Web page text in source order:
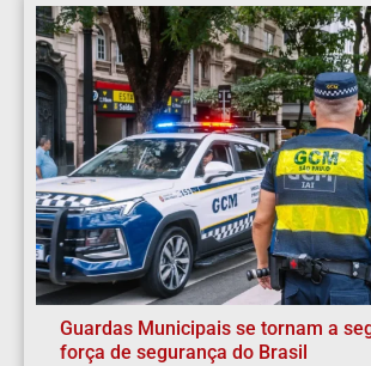
Guardas Municipais se tornam a
força de segurança do Brasil